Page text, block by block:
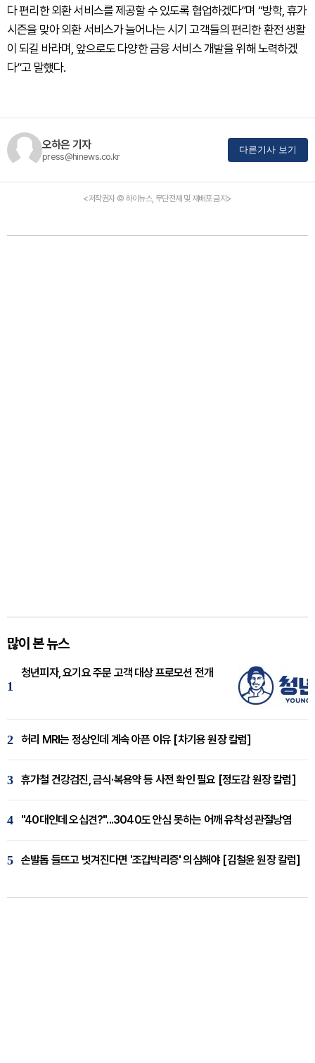
다 편리한 외환 서비스를 제공할 수 있도록 협업하겠다”며 “방학, 휴가
시즌을 맞아 외환 서비스가 늘어나는 시기 고객들의 편리한 환전 생활
이 되길 바라며, 앞으로도 다양한 금융 서비스 개발을 위해 노력하겠
다”고 말했다.
오하은 기자
press@hinews.co.kr
다른기사 보기
<저작권자 © 하이뉴스, 무단전재 및 재배포 금지>
많이 본 뉴스
1
청년피자, 요기요 주문 고객 대상 프로모션 전개
2 허리 MRI는 정상인데 계속 아픈 이유 [차기용 원장 칼럼]
3 휴가철 건강검진, 금식·복용약 등 사전 확인 필요 [정도감 원장 칼럼]
4 "40대인데 오십견?"...3040도 안심 못하는 어깨 유착성 관절낭염
5 손발톱 들뜨고 벗겨진다면 '조갑박리증' 의심해야 [김철윤 원장 칼럼]